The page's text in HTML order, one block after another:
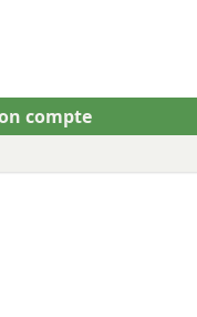
compte